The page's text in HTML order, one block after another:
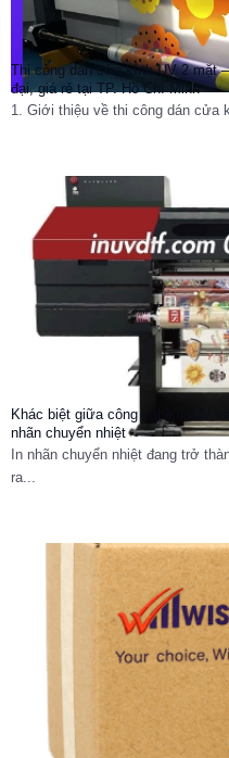
Thi công dán cửa kính UV 2 mặt
đại, giá rẻ tại TP. Hồ Chí Minh
1. Giới thiệu về thi công dán cửa
Khác biệt giữa công nghệ in UV
nhãn chuyển nhiệt
In nhãn chuyển nhiệt đang trở
ra...